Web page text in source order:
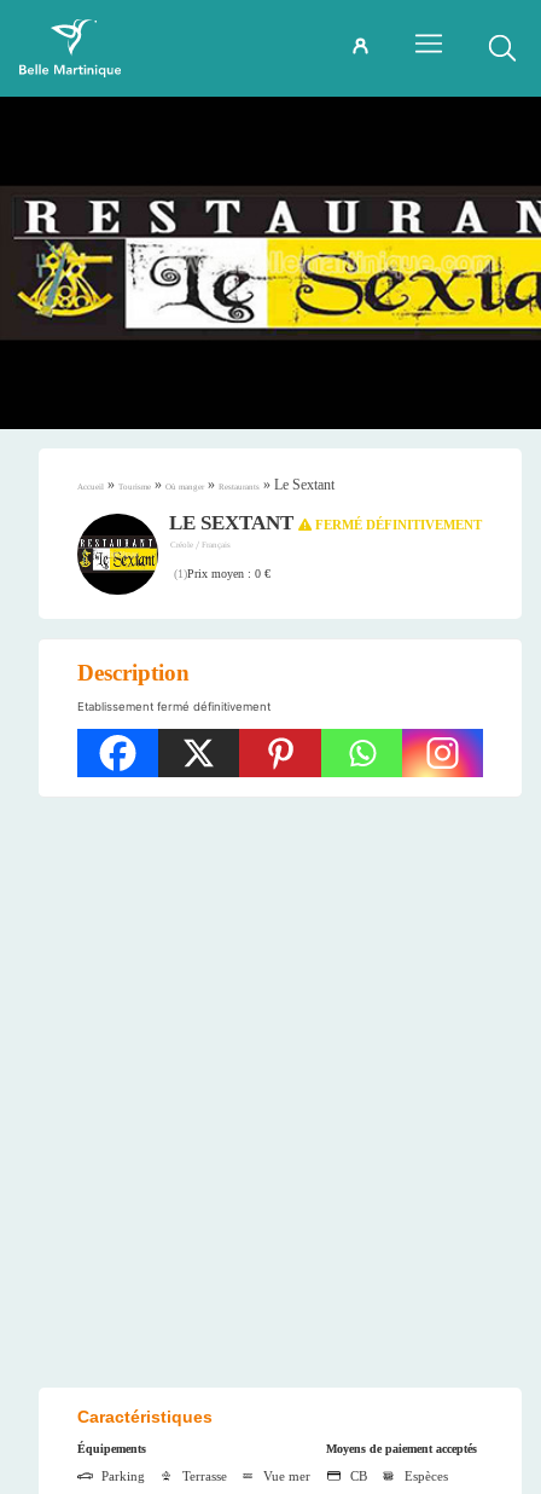
Accueil » Tourisme » Où manger » Restaurants » Le Sextant
LE SEXTANT FERMÉ DÉFINITIVEMENT
Créole / Français
(1)Prix moyen : 0 €
Description
Etablissement fermé définitivement
Caractéristiques
Équipements
Parking Terrasse Vue mer
Moyens de paiement acceptés
CB Espèces